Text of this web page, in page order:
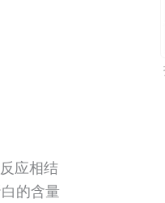
应相结
的含量